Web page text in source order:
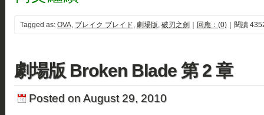
Tagged as: OVA, ブレイク ブレイド, 劇場版, 破刃之劍 回應：(0)｜閱讀
劇場版 Broken Blade 第 2 章
Posted on August 29, 2010